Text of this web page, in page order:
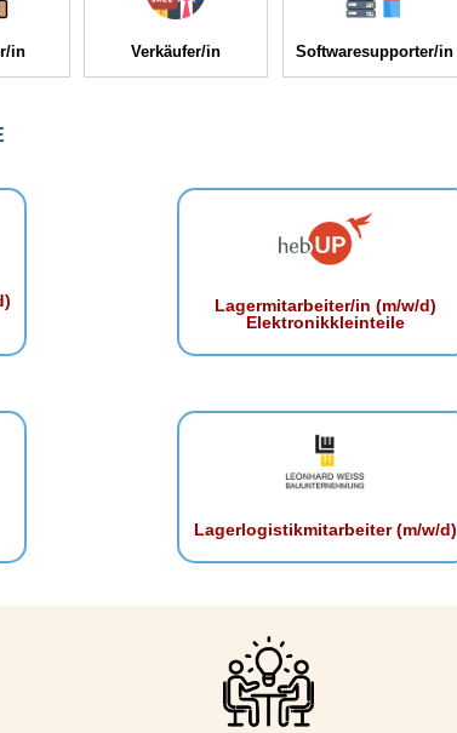
in Verkäufer/in Softwaresupporter/in
Lagermitarbeiter/in (m/w/d)
Elektronikkleinteile
Lagerlogistikmitarbeiter (m/w/d)